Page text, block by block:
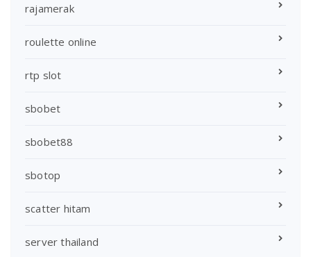
rajamerak
roulette online
rtp slot
sbobet
sbobet88
sbotop
scatter hitam
server thailand